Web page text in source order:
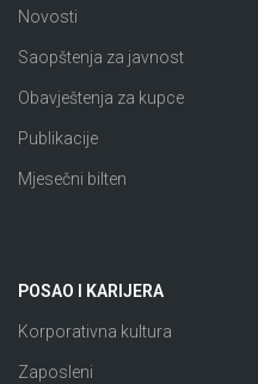
Novosti
Saopštenja za javnost
Obavještenja za kupce
Publikacije
Mjesečni bilten
POSAO I KARIJERA
Korporativna kultura
Zaposleni